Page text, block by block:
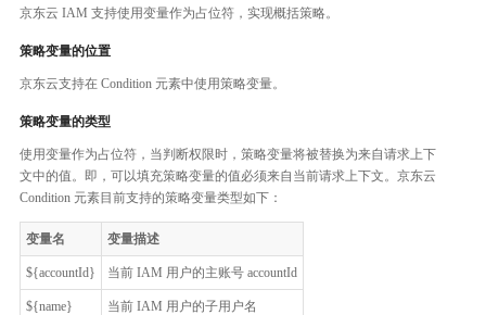
京东云 IAM 支持使用变量作为占位符，实现概括策略。
策略变量的位置
京东云支持在 Condition 元素中使用策略变量。
策略变量的类型
使用变量作为占位符，当判断权限时，策略变量将被替换为来自请求上下
文中的值。即，可以填充策略变量的值必须来自当前请求上下文。京东云
Condition 元素目前支持的策略变量类型如下：
变量名 变量描述
${accountId} 当前 IAM 用户的主账号 accountId
${name} 当前 IAM 用户的子用户名